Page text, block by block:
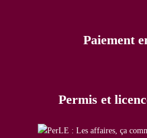
Paiement
Permis et